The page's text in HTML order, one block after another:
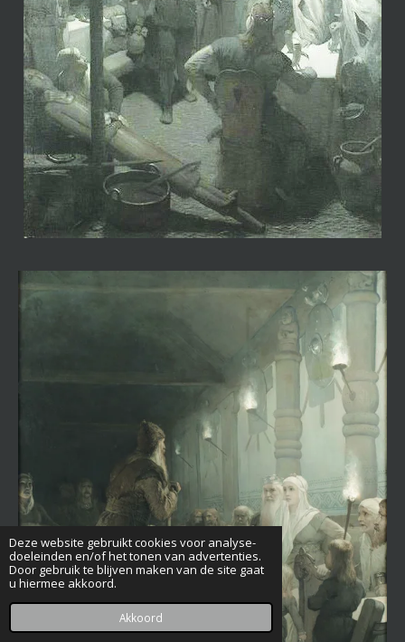
Deze website gebruikt cookies voor analyse-
doeleinden en/of het tonen van advertenties.
Door gebruik te blijven maken van de site gaat
u hiermee akkoord.
Akkoord